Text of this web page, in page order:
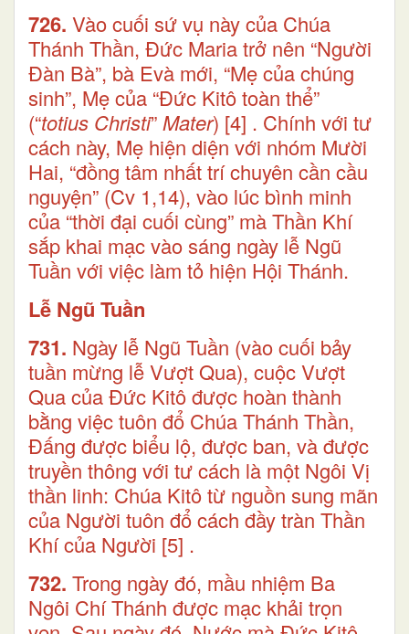
726. Vào cuối sứ vụ này của Chúa
Thánh Thần, Đức Maria trở nên “Người
Đàn Bà”, bà Evà mới, “Mẹ của chúng
sinh”, Mẹ của “Đức Kitô toàn thể”
(“totius Christi”Mater) [4] . Chính với tư
cách này, Mẹ hiện diện với nhóm Mười
Hai, “đồng tâm nhất trí chuyên cần cầu
nguyện” (Cv 1,14), vào lúc bình minh
của “thời đại cuối cùng” mà Thần Khí
sắp khai mạc vào sáng ngày lễ Ngũ
Tuần với việc làm tỏ hiện Hội Thánh.
Lễ Ngũ Tuần
731. Ngày lễ Ngũ Tuần (vào cuối bảy
tuần mừng lễ Vượt Qua), cuộc Vượt
Qua của Đức Kitô được hoàn thành
bằng việc tuôn đổ Chúa Thánh Thần,
Đấng được biểu lộ, được ban, và được
truyền thông với tư cách là một Ngôi Vị
thần linh: Chúa Kitô từ nguồn sung mãn
của Người tuôn đổ cách đầy tràn Thần
Khí của Người [5] .
732. Trong ngày đó, mầu nhiệm Ba
Ngôi Chí Thánh được mạc khải trọn